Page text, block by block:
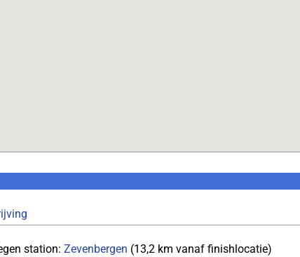
station: Zevenbergen (13,2 km vanaf finishlocatie)